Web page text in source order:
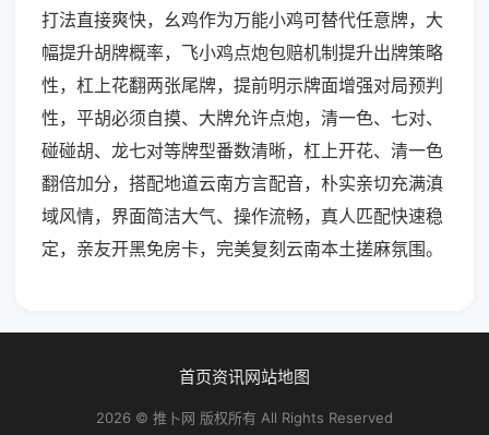
打法直接爽快，幺鸡作为万能小鸡可替代任意牌，大
幅提升胡牌概率，飞小鸡点炮包赔机制提升出牌策略
性，杠上花翻两张尾牌，提前明示牌面增强对局预判
性，平胡必须自摸、大牌允许点炮，清一色、七对、
碰碰胡、龙七对等牌型番数清晰，杠上开花、清一色
翻倍加分，搭配地道云南方言配音，朴实亲切充满滇
域风情，界面简洁大气、操作流畅，真人匹配快速稳
定，亲友开黑免房卡，完美复刻云南本土搓麻氛围。
首页资讯网站地图
2026 © 推卜网 版权所有 All Rights Reserved